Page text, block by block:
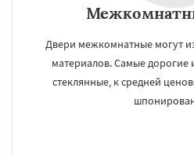
Двери межкомнатные могут
материалов. Самые дорогие
стеклянные, к средней